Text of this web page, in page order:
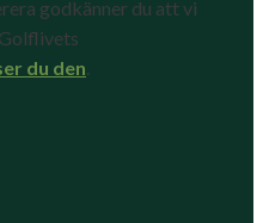
godkänner du att vi
du den